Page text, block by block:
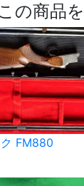
この商品
FM880